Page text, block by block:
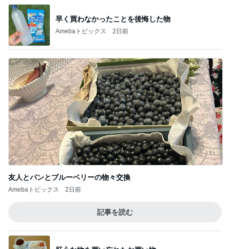
早く買わなかったことを後悔した物
Amebaトピックス 2日前
友人とパンとブルーベリーの物々交換
Amebaトピックス 2日前
記事を読む